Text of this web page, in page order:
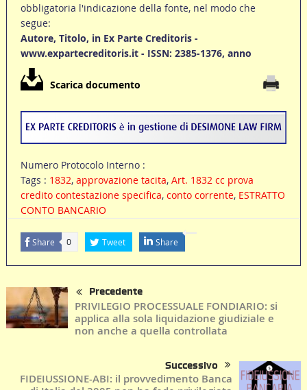
obbligatoria l'indicazione della fonte, nel modo che
segue:
Autore, Titolo, in Ex Parte Creditoris -
www.expartecreditoris.it - ISSN: 2385-1376, anno
Scarica documento
Numero Protocolo Interno :
Tags : 1832, approvazione tacita, Art. 1832 cc prova
credito contestazione specifica, conto corrente, ESTRATTO
CONTO BANCARIO
Share 0 Tweet Share
Precedente
PRIVILEGIO PROCESSUALE FONDIARIO: si
applica alla sola liquidazione giudiziale e
non anche a quella controllata
Successivo
FIDEIUSSIONE-ABI: il provvedimento Banca